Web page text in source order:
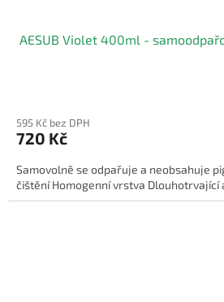
AESUB Violet 400ml -
595 Kč bez DPH
720 Kč
Samovolně se odpařuje a neobsahuje
čištění Homogenní vrstva Dlouhotrvající